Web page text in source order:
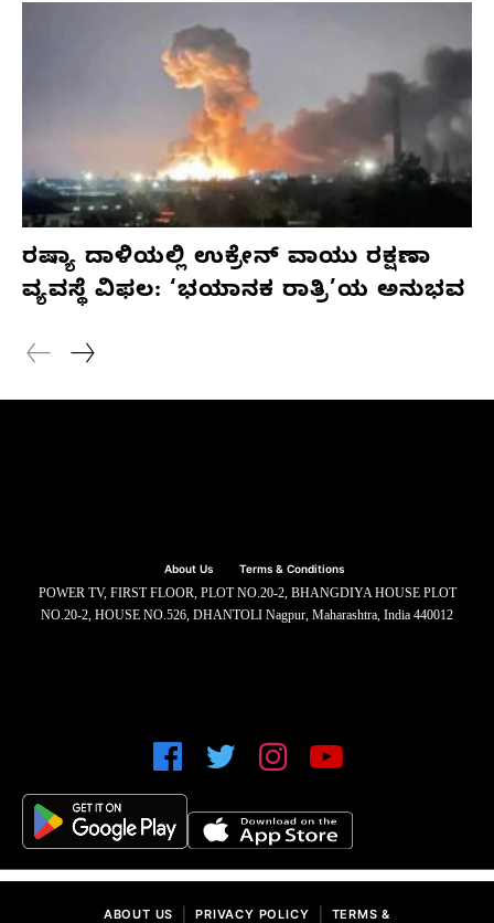
ರಷ್ಯಾ ದಾಳಿಯಲ್ಲಿ ಉಕ್ರೇನ್ ವಾಯು ರಕ್ಷಣಾ
ವ್ಯವಸ್ಥೆ ವಿಫಲ: ‘ಭಯಾನಕ ರಾತ್ರಿ’ಯ ಅನುಭವ
About Us Terms & Conditions
POWER TV, FIRST FLOOR, PLOT NO.20-2, BHANGDIYA HOUSE PLOT
NO.20-2, HOUSE NO.526, DHANTOLI Nagpur, Maharashtra, India 440012
ABOUT US PRIVACY POLICY TERMS &